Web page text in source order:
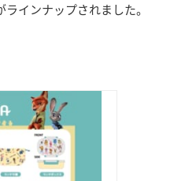
インナップされました。